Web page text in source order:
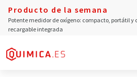
Producto de la semana
Potente medidor de oxígeno: compacto, portátil y
recargable integrada